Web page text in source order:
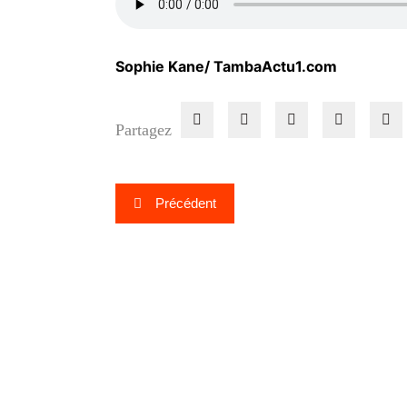
Sophie Kane/ TambaActu1.com
Partagez
Navigation
de
Précédent